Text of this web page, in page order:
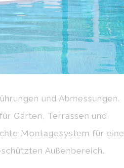
und Abmessungen.
Gärten, Terrassen und
Montagesystem für eine
Außenbereich.